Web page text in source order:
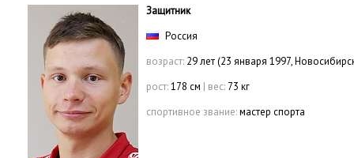
Защитник
Россия
возраст: 29 лет (23 января 1997,
рост:178 см | вес: 73 кг
спортивное звание:мастер спорта